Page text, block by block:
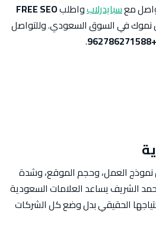
معسبايدرلابواطلبFREE SEO
نموك في السوق السعودي. وللتواصل
+962786271588
.
العمل، وحجم الموقع، وشدة
الشريف يساعد العلامات السعودية
الحقيقي بدل وضع كل الشركات